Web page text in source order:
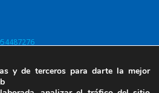
y de terceros para darte la mejor